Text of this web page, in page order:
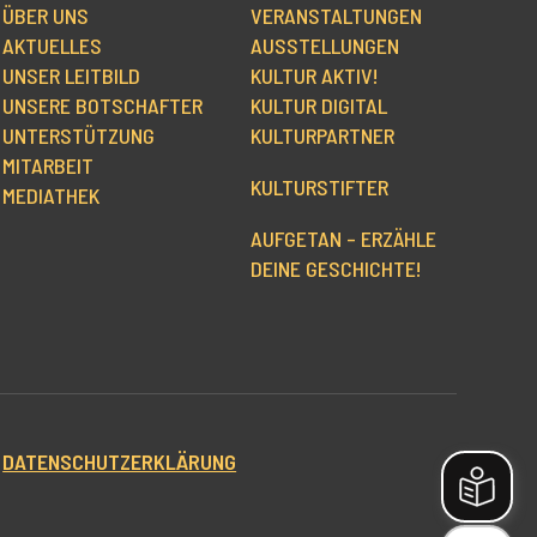
ÜBER UNS
AKTUELLES
UNSER LEITBILD
UNSERE BOTSCHAFTER
UNTERSTÜTZUNG
MITARBEIT
MEDIATHEK
VERANSTALTUNGEN
AUSSTELLUNGEN
KULTUR AKTIV!
KULTUR DIGITAL
KULTURPARTNER
KULTURSTIFTER
AUFGETAN – ERZÄHLE
DEINE GESCHICHTE!
DATENSCHUTZERKLÄRUNG